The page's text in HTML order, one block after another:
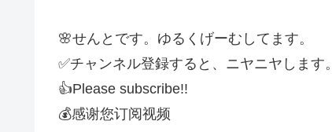
🌸せんとです。ゆるくげーむしてます。
✅チャンネル登録すると、ニヤニヤします。
👍Please subscribe!!
💰感谢您订阅视频